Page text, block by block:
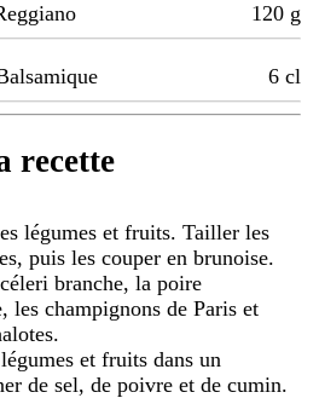
120 g
6 cl
recette
légumes et fruits. Tailler les
puis les couper en brunoise.
branche, la poire
les champignons de Paris et
et fruits dans un
de sel, de poivre et de cumin.